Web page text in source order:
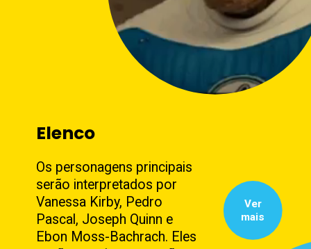
Elenco
Ver
mais
Os personagens principais
serão interpretados por
Vanessa Kirby, Pedro
Pascal, Joseph Quinn e
Ebon Moss-Bachrach. Eles